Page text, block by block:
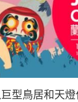
型鳥居和天